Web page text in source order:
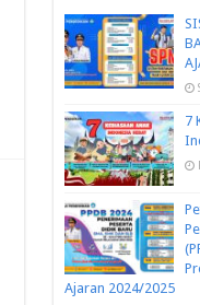
7
Ajaran 2024/2025